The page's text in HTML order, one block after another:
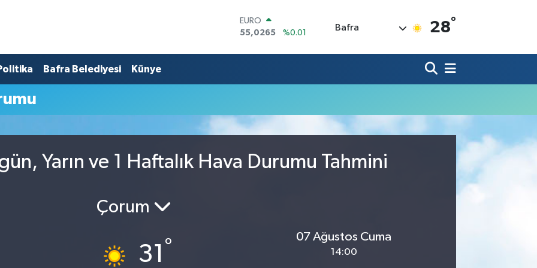
EURO
55,0265
%0.01
BITCOIN
64.360,53
47,7069
Bafra 28°
Bafra Belediyesi Künye
Yarın ve 1 Haftalık Hava Durumu Tahmini
Çorum
31 °
07 Ağustos Cuma
14:00